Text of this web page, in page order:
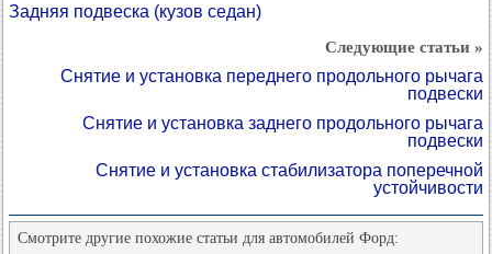
Задняя подвеска (кузов седан)
Следующие статьи »
Снятие и установка переднего продольного рычага
подвески
Снятие и установка заднего продольного рычага
подвески
Снятие и установка стабилизатора поперечной
устойчивости
Смотрите другие похожие статьи для автомобилей Форд: